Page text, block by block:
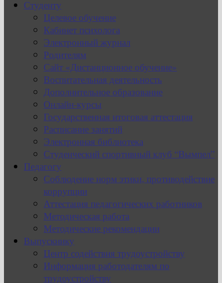
Студенту
Целевое обучение
Кабинет психолога
Электронный журнал
Родителям
Сайт «Дистанционное обучение»
Воспитательная деятельность
Дополнительное образование
Онлайн-курсы
Государственная итоговая аттестация
Расписание занятий
Электронная библиотека
Студенческий спортивный клуб “Вымпел”
Педагогу
Соблюдение норм этики, противодействие
коррупции
Аттестация педагогических работников
Методическая работа
Методические рекомендации
Выпускнику
Центр содействия трудоустройству
Информация работодателям по
трудоустройству